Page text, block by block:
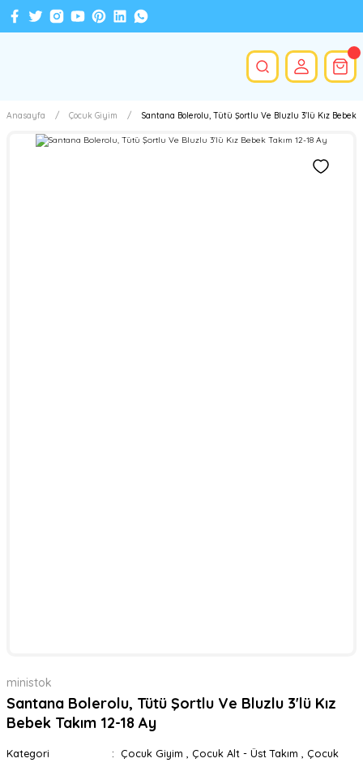
Anasayfa Çocuk Giyim Santana Bolerolu, Tütü Şortlu Ve Bluzlu 3'lü Kız Bebek
ministok
Santana Bolerolu, Tütü Şortlu Ve Bluzlu 3'lü Kız
Bebek Takım 12-18 Ay
Kategori Çocuk Giyim Çocuk Alt - Üst Takım
Çocuk